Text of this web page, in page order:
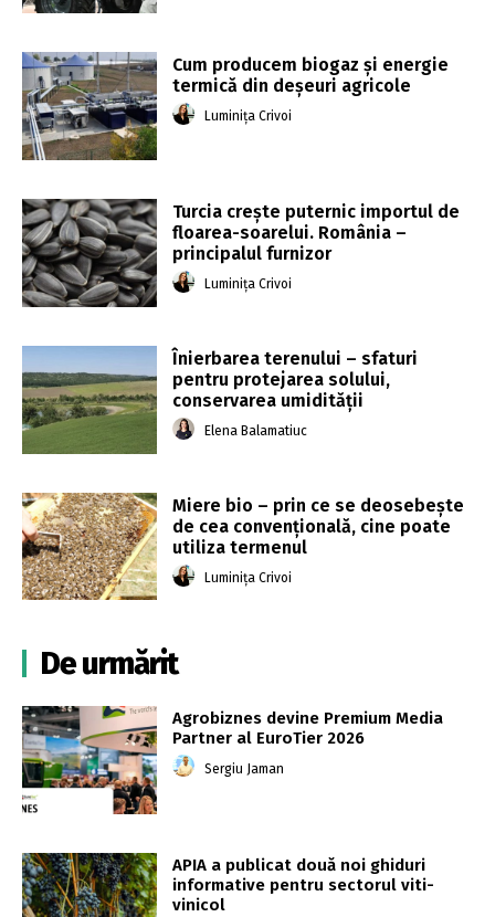
Cum producem biogaz și energie
termică din deșeuri agricole
Luminița Crivoi
Turcia crește puternic importul de
floarea-soarelui. România –
principalul furnizor
Luminița Crivoi
Înierbarea terenului – sfaturi
pentru protejarea solului,
conservarea umidității
Elena Balamatiuc
Miere bio – prin ce se deosebește
de cea convențională, cine poate
utiliza termenul
Luminița Crivoi
De urmărit
Agrobiznes devine Premium Media
Partner al EuroTier 2026
Sergiu Jaman
APIA a publicat două noi ghiduri
informative pentru sectorul viti-
vinicol